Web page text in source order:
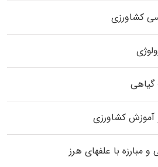
کشاورزی
گیاهی
آموزش کشاورزی
مبارزه با علفهای هرز